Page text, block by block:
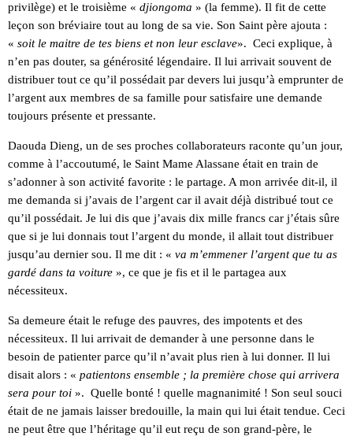
privilège) et le troisième « djiongoma » (la femme). Il fit de cette
leçon son bréviaire tout au long de sa vie. Son Saint père ajouta :
« soit le maitre de tes biens et non leur esclave». Ceci explique, à
n’en pas douter, sa générosité légendaire. Il lui arrivait souvent de
distribuer tout ce qu’il possédait par devers lui jusqu’à emprunter de
l’argent aux membres de sa famille pour satisfaire une demande
toujours présente et pressante.
Daouda Dieng, un de ses proches collaborateurs raconte qu’un jour,
comme à l’accoutumé, le Saint Mame Alassane était en train de
s’adonner à son activité favorite : le partage. A mon arrivée dit-il, il
me demanda si j’avais de l’argent car il avait déjà distribué tout ce
qu’il possédait. Je lui dis que j’avais dix mille francs car j’étais sûre
que si je lui donnais tout l’argent du monde, il allait tout distribuer
jusqu’au dernier sou. Il me dit : « va m’emmener l’argent que tu as
gardé dans ta voiture », ce que je fis et il le partagea aux
nécessiteux.
Sa demeure était le refuge des pauvres, des impotents et des
nécessiteux. Il lui arrivait de demander à une personne dans le
besoin de patienter parce qu’il n’avait plus rien à lui donner. Il lui
disait alors : « patientons ensemble ; la première chose qui arrivera
sera pour toi ». Quelle bonté ! quelle magnanimité ! Son seul souci
était de ne jamais laisser bredouille, la main qui lui était tendue. Ceci
ne peut être que l’héritage qu’il eut reçu de son grand-père, le